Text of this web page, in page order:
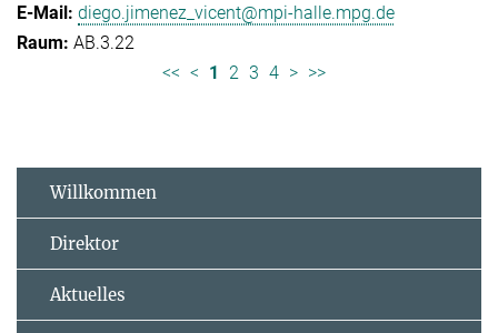
diego.jimenez_vicent@mpi-halle.mpg.de
AB.3.22
<< < 1 2 3 4 > >>
Willkommen
Direktor
Aktuelles